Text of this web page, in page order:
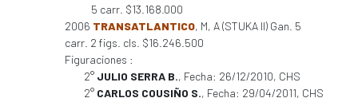
5 carr. $13.168.000
2006 TRANSATLANTICO, M, A (STUKA II) Gan. 5
carr. 2 figs. cls. $16.246.500
Figuraciones :
2° JULIO SERRA B., Fecha: 26/12/2010, CHS
2° CARLOS COUSIÑO S., Fecha: 29/04/2011, CHS